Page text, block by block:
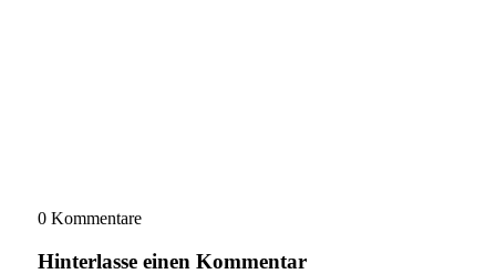
0 Kommentare
Hinterlasse einen Kommentar